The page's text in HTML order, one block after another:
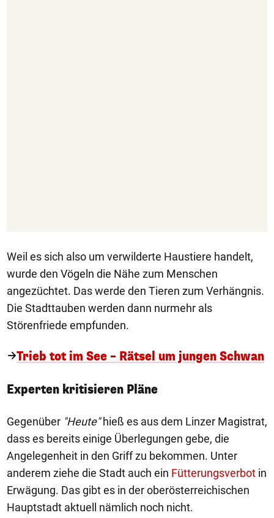
Weil es sich also um verwilderte Haustiere handelt,
wurde den Vögeln die Nähe zum Menschen
angezüchtet. Das werde den Tieren zum Verhängnis.
Die Stadttauben werden dann nurmehr als
Störenfriede empfunden.
Trieb tot im See – Rätsel um jungen Schwan
Experten kritisieren Pläne
Gegenüber "Heute"hieß es aus dem Linzer Magistrat,
dass es bereits einige Überlegungen gebe, die
Angelegenheit in den Griff zu bekommen. Unter
anderem ziehe die Stadt auch ein Fütterungsverbot in
Erwägung. Das gibt es in der oberösterreichischen
Hauptstadt aktuell nämlich noch nicht.